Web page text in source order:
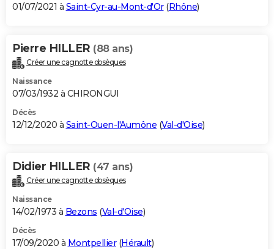
01/07/2021 à Saint-Cyr-au-Mont-d'Or(Rhône)
Pierre HILLER (88 ans)
Créer une cagnotte obsèques
Naissance
07/03/1932 à CHIRONGUI
Décès
12/12/2020 à Saint-Ouen-l'Aumône (Val-d'Oise)
Didier HILLER (47 ans)
Créer une cagnotte obsèques
Naissance
14/02/1973 à Bezons (Val-d'Oise)
Décès
17/09/2020 à Montpellier(Hérault)